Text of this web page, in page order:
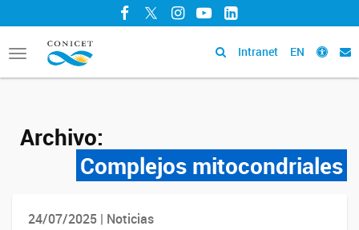
Facebook
TwitterInstagram
YouTubeLinkedIn
Toggle
navigation
Intranet EN
Archivo:
Complejos mitocondriales
24/07/2025 | Noticias